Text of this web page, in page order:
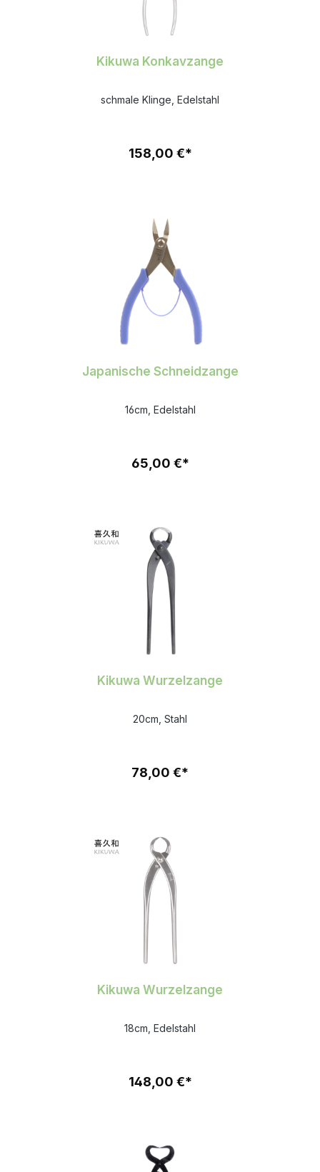
Kikuwa Konkavzange
schmale Klinge, Edelstahl
158,00 €*
Japanische Schneidzange
16cm, Edelstahl
65,00 €*
Kikuwa Wurzelzange
20cm, Stahl
78,00 €*
Kikuwa Wurzelzange
18cm, Edelstahl
148,00 €*